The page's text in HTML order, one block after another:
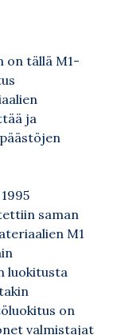
on tällä M1-
ja
saman
M1
luokitusta
on
valmistajat